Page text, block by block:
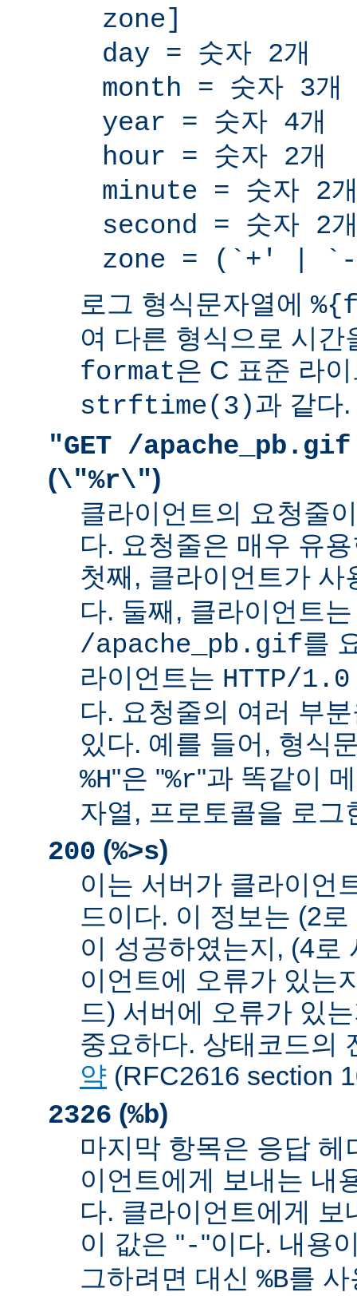
zone]
day = 숫자 2개
month = 숫자 3개
year = 숫자 4개
hour = 숫자 2개
minute = 숫자 2
second = 숫자 2
zone = (`+' | `-
로그 형식문자열에
여 다른 형식으로 시간
format은 C 표준 라
strftime(3)과 같다.
"GET /
(\"%r\")
클라이언트의 요청줄
다. 요청줄은 매우 유
첫째, 클라이언트가
다. 둘째, 클라이언트
/apache_pb.gif를
라이언트는 HTTP/1.0
다. 요청줄의 여러 부
있다. 예를 들어, 형식
%H"은 "%r"과 똑같이
자열, 프로토콜을 로그
200 (%>s)
이는 서버가 클라이언
드이다. 이 정보는 (2
이 성공하였는지, (4로
이언트에 오류가 있는
드) 서버에 오류가 있
중요하다. 상태코드의
약 (RFC2616 section
2326 (%b)
마지막 항목은 응답
이언트에게 보내는 내
다. 클라이언트에게
이 값은 "-"이다. 내용
그하려면 대신 %B를